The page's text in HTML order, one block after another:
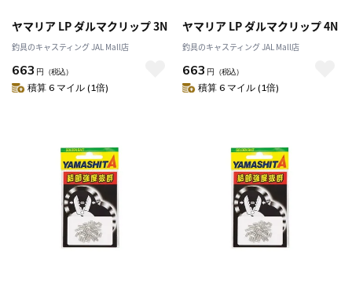
ヤマリア LP ダルマクリップ 3N
釣具のキャスティング JAL Mall店
663 円 （税込）
積算 6 マイル (1倍)
ヤマリア LP ダルマクリップ 4N
釣具のキャスティング JAL Mall店
663 円 （税込）
積算 6 マイル (1倍)